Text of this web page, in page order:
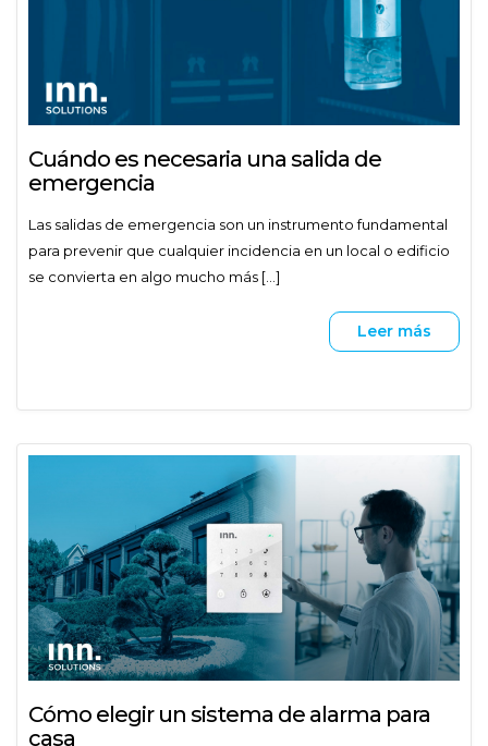
Cuándo es necesaria una salida de
emergencia
Las salidas de emergencia son un instrumento fundamental
para prevenir que cualquier incidencia en un local o edificio
se convierta en algo mucho más [...]
Leer más
Cómo elegir un sistema de alarma para
casa